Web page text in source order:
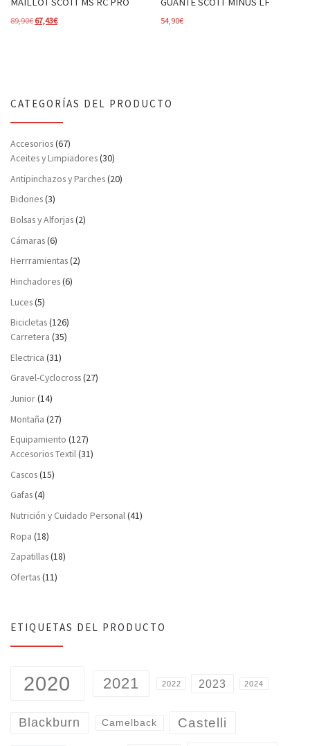
89,90€ El precio original era: 89,90€.
67,43€El precio actual es: 67,43€. 54,90€
CATEGORÍAS DEL PRODUCTO
Accesorios(67)
Aceites y Limpiadores(30)
Antipinchazos y Parches(20)
Bidones(3)
Bolsas y Alforjas(2)
Cámaras(6)
Herrramientas(2)
Hinchadores(6)
Luces(5)
Bicicletas(126)
Carretera (35)
Electrica (31)
Gravel-Cyclocross(27)
Junior(14)
Montaña (27)
Equipamiento (127)
Accesorios Textil(31)
Cascos(15)
Gafas(4)
Nutrición y Cuidado Personal(41)
Ropa (18)
Zapatillas(18)
Ofertas(11)
ETIQUETAS DEL PRODUCTO
2020 2021 2022 2023 2024
Blackburn Camelback Castelli